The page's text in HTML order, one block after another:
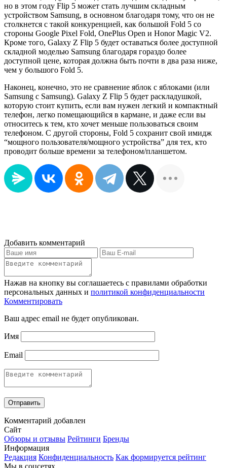
но в этом году Flip 5 может стать лучшим складным
устройством Samsung, в основном благодаря тому, что он не
столкнется с такой конкуренцией, как большой Fold 5 со
стороны Google Pixel Fold, OnePlus Open и Honor Magic V2.
Кроме того, Galaxy Z Flip 5 будет оставаться более доступной
складной моделью Samsung благодаря гораздо более
доступной цене, которая должна быть почти в два раза ниже,
чем у большого Fold 5.
Наконец, конечно, это не сравнение яблок с яблоками (или
Samsung с Samsung). Galaxy Z Flip 5 будет раскладушкой,
которую стоит купить, если вам нужен легкий и компактный
телефон, легко помещающийся в кармане, и даже если вы
относитесь к тем, кто хочет меньше пользоваться своим
телефоном. С другой стороны, Fold 5 сохранит свой имидж
“мощного пользователя/мощного устройства” для тех, кто
проводит больше времени за телефоном/планшетом.
Добавить комментарий
Нажав на кнопку вы соглашаетесь с правилами обработки
персональных данных и политикой конфиденциальности
Комментировать
Ваш адрес email не будет опубликован.
Имя
Email
Комментарий добавлен
Сайт
Обзоры и отзывы Рейтинги Бренды
Информация
Редакция Конфиденциальность Как формируется рейтинг
Мы в соцсетях